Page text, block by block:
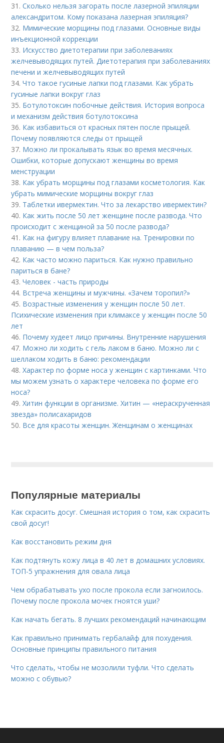
31.Сколько нельзя загорать после лазерной эпиляции
александритом. Кому показана лазерная эпиляция?
32. Мимические морщины под глазами. Основные виды
инъекционной коррекции
33. Искусство диетотерапии при заболеваниях
желчевыводящих путей. Диетотерапия при заболеваниях
печени и желчевыводящих путей
34.Что такое гусиные лапки под глазами. Как убрать
гусиные лапки вокруг глаз
35. Ботулотоксин побочные действия. История вопроса
и механизм действия ботулотоксина
36. Как избавиться от красных пятен после прыщей.
Почему появляются следы от прыщей
37. Можно ли прокалывать язык во время месячных.
Ошибки, которые допускают женщины во время
менструации
38. Как убрать морщины под глазами косметология. Как
убрать мимические морщины вокруг глаз
39. Таблетки ивермектин. Что за лекарство ивермектин?
40. Как жить после 50 лет женщине после развода. Что
происходит с женщиной за 50 после развода?
41. Как на фигуру влияет плавание на. Тренировки по
плаванию — в чем польза?
42. Как часто можно париться. Как нужно правильно
париться в бане?
43.Человек - часть природы
44. Встреча женщины и мужчины. «Зачем торопил?»
45. Возрастные изменения у женщин после 50 лет.
Психические изменения при климаксе у женщин после 50
лет
46. Почему худеет лицо причины. Внутренние нарушения
47. Можно ли ходить с гель лаком в баню. Можно ли с
шеллаком ходить в баню: рекомендации
48.Характер по форме носа у женщин с картинками. Что
мы можем узнать о характере человека по форме его
носа?
49.Хитин функции в организме. Хитин — «нераскрученная
звезда» полисахаридов
50. Все для красоты женщин. Женщинам о женщинах
Популярные материалы
Как скрасить досуг. Смешная история о том, как скрасить
свой досуг!
Как восстановить режим дня
Как подтянуть кожу лица в 40 лет в домашних условиях.
ТОП-5 упражнения для овала лица
Чем обрабатывать ухо после прокола если загноилось.
Почему после прокола мочек гноятся уши?
Как начать бегать. 8 лучших рекомендаций начинающим
Как правильно принимать гербалайф для похудения.
Основные принципы правильного питания
Что сделать, чтобы не мозолили туфли. Что сделать
можно с обувью?